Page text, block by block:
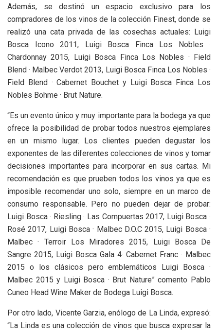
Además, se destinó un espacio exclusivo para los
compradores de los vinos de la colección Finest, donde se
realizó una cata privada de las cosechas actuales: Luigi
Bosca Icono 2011, Luigi Bosca Finca Los Nobles ·
Chardonnay 2015, Luigi Bosca Finca Los Nobles · Field
Blend · Malbec Verdot 2013, Luigi Bosca Finca Los Nobles ·
Field Blend · Cabernet Bouchet y Luigi Bosca Finca Los
Nobles Bohme · Brut Nature.
“Es un evento único y muy importante para la bodega ya que
ofrece la posibilidad de probar todos nuestros ejemplares
en un mismo lugar. Los clientes pueden degustar los
exponentes de las diferentes colecciones de vinos y tomar
decisiones importantes para incorporar en sus cartas. Mi
recomendación es que prueben todos los vinos ya que es
imposible recomendar uno solo, siempre en un marco de
consumo responsable. Pero no pueden dejar de probar:
Luigi Bosca · Riesling · Las Compuertas 2017, Luigi Bosca ·
Rosé 2017, Luigi Bosca · Malbec D.O.C 2015, Luigi Bosca ·
Malbec · Terroir Los Miradores 2015, Luigi Bosca De
Sangre 2015, Luigi Bosca Gala 4· Cabernet Franc · Malbec
2015 o los clásicos pero emblemáticos Luigi Bosca ·
Malbec 2015 y Luigi Bosca · Brut Nature” comento Pablo
Cuneo Head Wine Maker de Bodega Luigi Bosca.
Por otro lado, Vicente Garzia, enólogo de La Linda, expresó:
“La Linda es una colección de vinos que busca expresar la